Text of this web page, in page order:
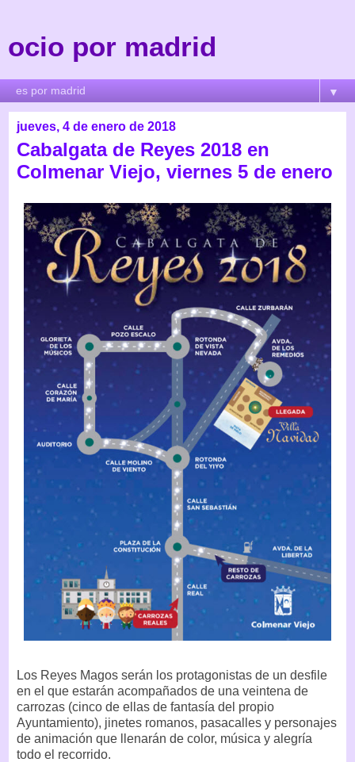
ocio por madrid
▼
jueves, 4 de enero de 2018
Cabalgata de Reyes 2018 en
Colmenar Viejo, viernes 5 de enero
Los Reyes Magos serán los protagonistas de un desfile
en el que estarán acompañados de una veintena de
carrozas (cinco de ellas de fantasía del propio
Ayuntamiento), jinetes romanos, pasacalles y personajes
de animación que llenarán de color, música y alegría
todo el recorrido.